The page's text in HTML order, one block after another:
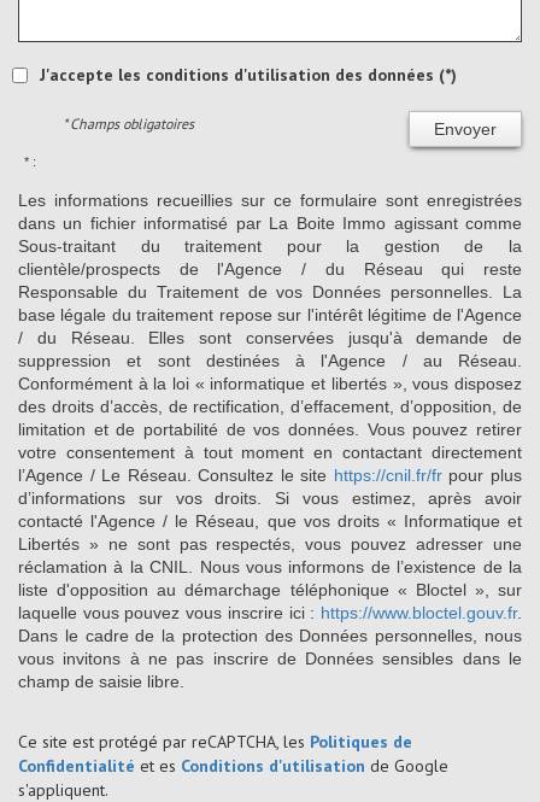
J'accepte les conditions d'utilisation des données (*)
Envoyer
* Champs obligatoires
* :
Les informations recueillies sur ce formulaire sont enregistrées
dans un fichier informatisé par La Boite Immo agissant comme
Sous-traitant du traitement pour la gestion de la
clientèle/prospects de l'Agence / du Réseau qui reste
Responsable du Traitement de vos Données personnelles. La
base légale du traitement repose sur l'intérêt légitime de l'Agence
/ du Réseau. Elles sont conservées jusqu'à demande de
suppression et sont destinées à l'Agence / au Réseau.
Conformément à la loi « informatique et libertés », vous disposez
des droits d’accès, de rectification, d’effacement, d’opposition, de
limitation et de portabilité de vos données. Vous pouvez retirer
votre consentement à tout moment en contactant directement
l’Agence / Le Réseau. Consultez le site https://cnil.fr/frpour plus
d’informations sur vos droits. Si vous estimez, après avoir
contacté l'Agence / le Réseau, que vos droits « Informatique et
Libertés » ne sont pas respectés, vous pouvez adresser une
réclamation à la CNIL. Nous vous informons de l’existence de la
liste d'opposition au démarchage téléphonique « Bloctel », sur
laquelle vous pouvez vous inscrire ici : https://www.bloctel.gouv.fr.
Dans le cadre de la protection des Données personnelles, nous
vous invitons à ne pas inscrire de Données sensibles dans le
champ de saisie libre.
Ce site est protégé par reCAPTCHA, les Politiques de
Confidentialité et es Conditions d'utilisation de Google
s'appliquent.